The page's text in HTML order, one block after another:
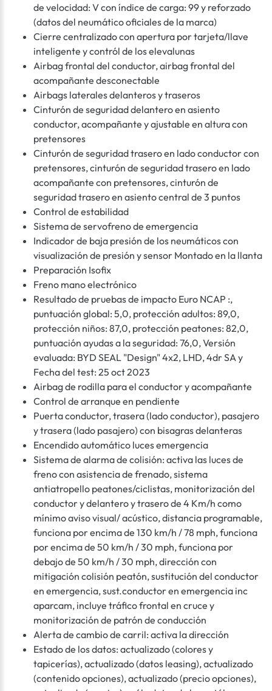
de velocidad: V con índice de carga: 99 y reforzado
(datos del neumático oficiales de la marca)
Cierre centralizado con apertura por tarjeta/llave
inteligente y contról de los elevalunas
Airbag frontal del conductor, airbag frontal del
acompañante desconectable
Airbags laterales delanteros y traseros
Cinturón de seguridad delantero en asiento
conductor, acompañante y ajustable en altura con
pretensores
Cinturón de seguridad trasero en lado conductor con
pretensores, cinturón de seguridad trasero en lado
acompañante con pretensores, cinturón de
seguridad trasero en asiento central de 3 puntos
Control de estabilidad
Sistema de servofreno de emergencia
Indicador de baja presión de los neumáticos con
visualización de presión y sensor Montado en la llanta
Preparación Isofix
Freno mano electrónico
Resultado de pruebas de impacto Euro NCAP :,
puntuación global: 5,0, protección adultos: 89,0,
protección niños: 87,0, protección peatones: 82,0,
puntuación ayudas a la seguridad: 76,0, Versión
evaluada: BYD SEAL "Design" 4x2, LHD, 4dr SA y
Fecha del test: 25 oct 2023
Airbag de rodilla para el conductor y acompañante
Control de arranque en pendiente
Puerta conductor, trasera (lado conductor), pasajero
y trasera (lado pasajero) con bisagras delanteras
Encendido automático luces emergencia
Sistema de alarma de colisión: activa las luces de
freno con asistencia de frenado, sistema
antiatropello peatones/ciclistas, monitorización del
conductor y delantero y trasero de 4 Km/h como
mínimo aviso visual/ acústico, distancia programable,
funciona por encima de 130 km/h / 78 mph, funciona
por encima de 50 km/h / 30 mph, funciona por
debajo de 50 km/h / 30 mph, dirección con
mitigación colisión peatón, sustitución del conductor
en emergencia, sust.conductor en emergencia inc
aparcam, incluye tráfico frontal en cruce y
monitorización de patrón de conducción
Alerta de cambio de carril: activa la dirección
Estado de los datos: actualizado (colores y
tapicerías), actualizado (datos leasing), actualizado
(contenido opciones), actualizado (precio opciones),